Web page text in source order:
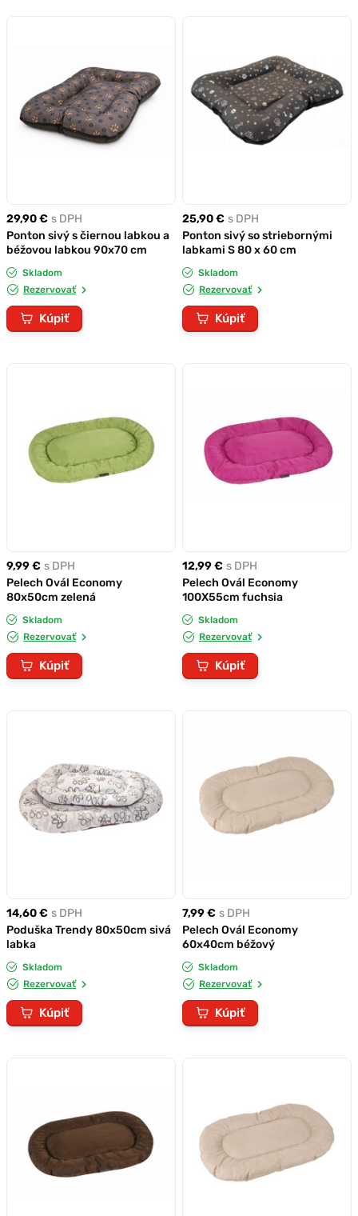
29,90 € s DPH
Ponton sivý s čiernou labkou a
béžovou labkou 90x70 cm
Skladom
Rezervovať
Kúpiť
25,90 € s DPH
Ponton sivý so striebornými
labkami S 80 x 60 cm
Skladom
Rezervovať
Kúpiť
9,99 € s DPH
Pelech Ovál Economy
80x50cm zelená
Skladom
Rezervovať
Kúpiť
12,99 € s DPH
Pelech Ovál Economy
100X55cm fuchsia
Skladom
Rezervovať
Kúpiť
14,60 € s DPH
Poduška Trendy 80x50cm sivá
labka
Skladom
Rezervovať
Kúpiť
7,99 € s DPH
Pelech Ovál Economy
60x40cm béžový
Skladom
Rezervovať
Kúpiť